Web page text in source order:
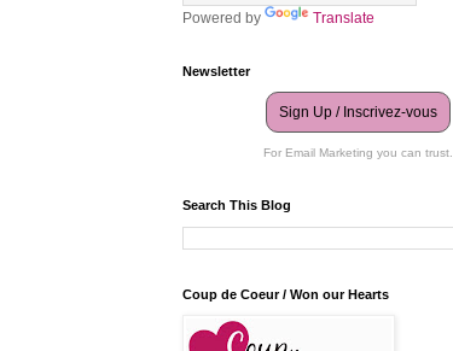
Powered by Translate
Newsletter
Sign Up / Inscrivez-vous
For Email Marketing you can trust.
Search This Blog
Coup de Coeur / Won our Hearts